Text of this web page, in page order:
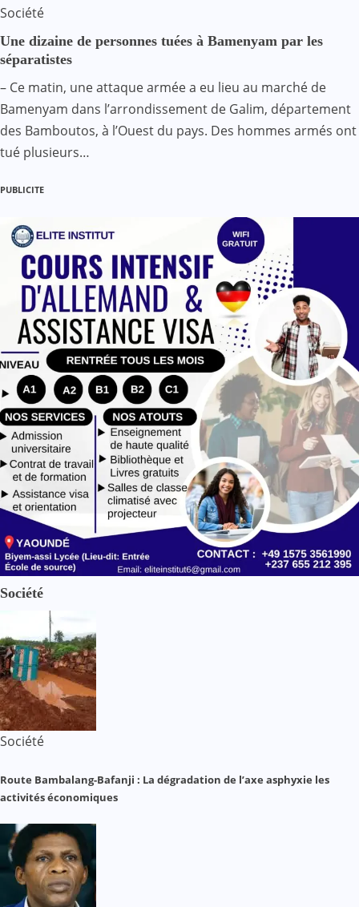
Société
Une dizaine de personnes tuées à Bamenyam par les
séparatistes
– Ce matin, une attaque armée a eu lieu au marché de
Bamenyam dans l’arrondissement de Galim, département
des Bamboutos, à l’Ouest du pays. Des hommes armés ont
tué plusieurs…
PUBLICITE
Société
Société
Route Bambalang-Bafanji : La dégradation de l’axe asphyxie les
activités économiques